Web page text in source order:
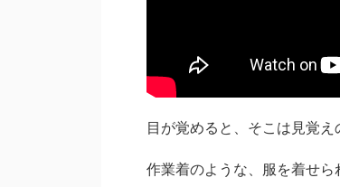
目が覚めると、そこは見覚え
作業着のような、服を着せら